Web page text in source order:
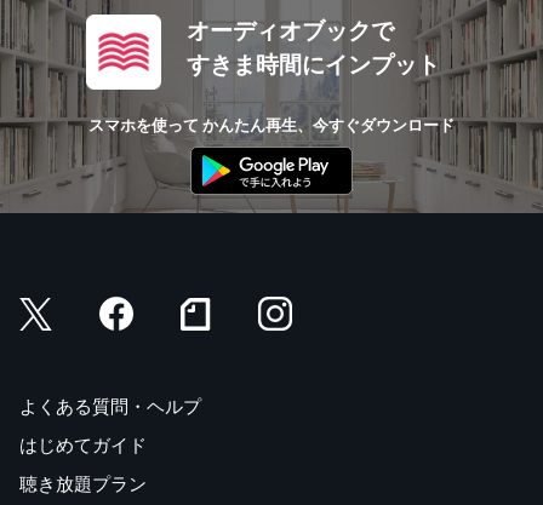
オーディオブックで
すきま時間にインプット
スマホを使って かんたん再生、今すぐダウンロード
よくある質問・ヘルプ
はじめてガイド
聴き放題プラン